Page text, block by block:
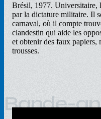
Brésil, 1977. Universitaire,
par la dictature militaire. Il
carnaval, où il compte
clandestin qui aide les
et obtenir des faux papiers,
trousses.
Bande-